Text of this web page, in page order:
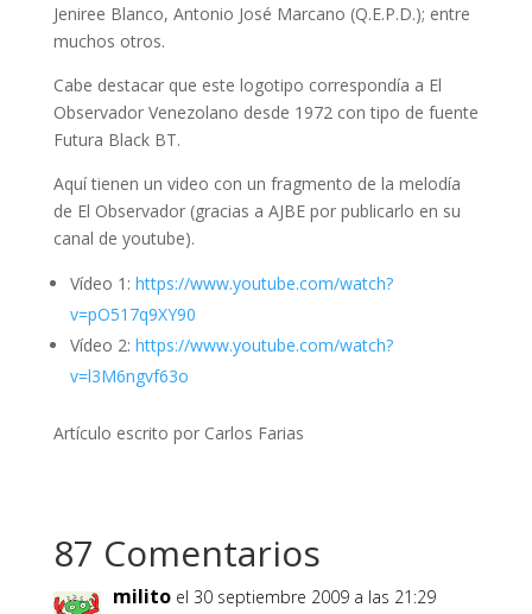
Jeniree Blanco, Antonio José Marcano (Q.E.P.D.); entre
muchos otros.
Cabe destacar que este logotipo correspondía a El
Observador Venezolano desde 1972 con tipo de fuente
Futura Black BT.
Aquí tienen un video con un fragmento de la melodía
de El Observador (gracias a AJBE por publicarlo en su
canal de youtube).
Vídeo 1: https://www.youtube.com/watch?
v=pO517q9XY90
Vídeo 2: https://www.youtube.com/watch?
v=l3M6ngvf63o
Artículo escrito por Carlos Farias
87 Comentarios
milito el 30 septiembre 2009 a las 21:29